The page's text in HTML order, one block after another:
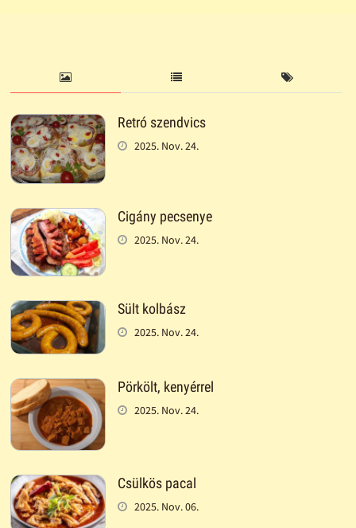
Retró szendvics
2025. Nov. 24.
Cigány pecsenye
2025. Nov. 24.
Sült kolbász
2025. Nov. 24.
Pörkölt, kenyérrel
2025. Nov. 24.
Csülkös pacal
2025. Nov. 06.